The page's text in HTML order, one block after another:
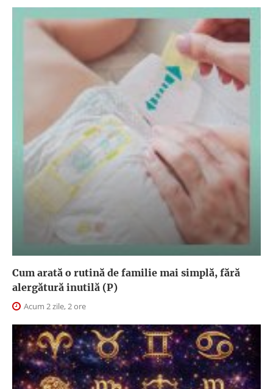
Cum arată o rutină de familie mai simplă, fără
alergătură inutilă (P)
Acum 2 zile, 2 ore